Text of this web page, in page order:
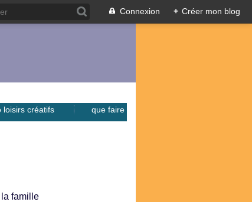
Connexion + Créer mon blog
loisirs créatifs
que faire
famille